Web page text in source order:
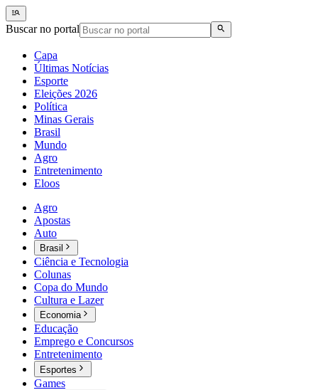
Buscar no portal
Capa
Últimas Notícias
Esporte
Eleições 2026
Política
Minas Gerais
Brasil
Mundo
Agro
Entretenimento
Eloos
Agro
Apostas
Auto
Brasil
Ciência e Tecnologia
Colunas
Copa do Mundo
Cultura e Lazer
Economia
Educação
Emprego e Concursos
Entretenimento
Esportes
Games